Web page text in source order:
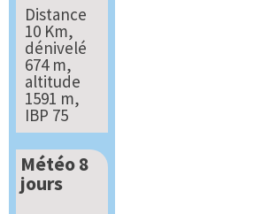
Distance
10 Km,
dénivelé
674 m,
altitude
1591 m,
IBP 75
Météo 8
jours